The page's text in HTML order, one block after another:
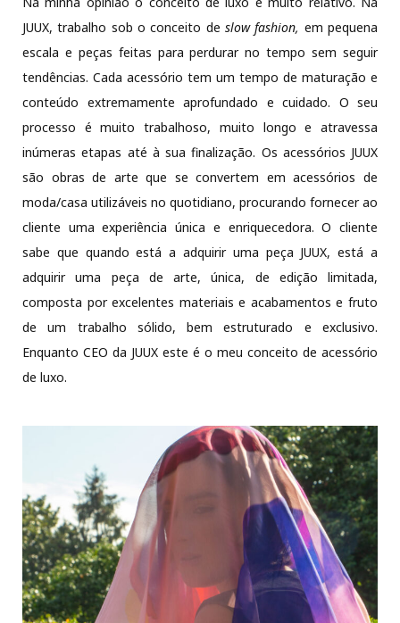
JUUX, trabalho sob o conceito de slow fashion, em pequena
escala e peças feitas para perdurar no tempo sem seguir
tendências. Cada acessório tem um tempo de maturação e
conteúdo extremamente aprofundado e cuidado. O seu
processo é muito trabalhoso, muito longo e atravessa
inúmeras etapas até à sua finalização. Os acessórios JUUX
são obras de arte que se convertem em acessórios de
moda/casa utilizáveis no quotidiano, procurando fornecer ao
cliente uma experiência única e enriquecedora. O cliente
sabe que quando está a adquirir uma peça JUUX, está a
adquirir uma peça de arte, única, de edição limitada,
composta por excelentes materiais e acabamentos e fruto
de um trabalho sólido, bem estruturado e exclusivo.
Enquanto CEO da JUUX este é o meu conceito de acessório
de luxo.